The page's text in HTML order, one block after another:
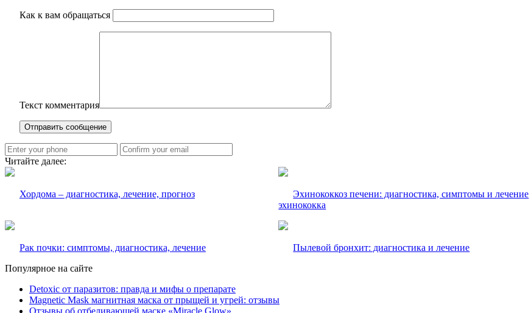
Как к вам обращаться
Текст комментария
Читайте далее:
Хордома – диагностика, лечение, прогноз
Эхинококкоз печени: диагностика, симптомы и лечение
эхинококка
Рак почки: симптомы, диагностика, лечение
Пылевой бронхит: диагностика и лечение
Популярное на сайте
Detoxic от паразитов: правда и мифы о препарате
Magnetic Mask магнитная маска от прыщей и угрей: отзывы